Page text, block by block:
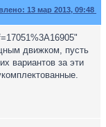
13 мар 2013, 09:48
движком, пусть
вариантов за эти